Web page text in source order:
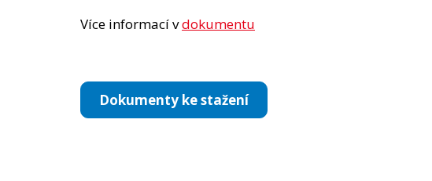
Více informací vdokumentu
Dokumenty ke stažení